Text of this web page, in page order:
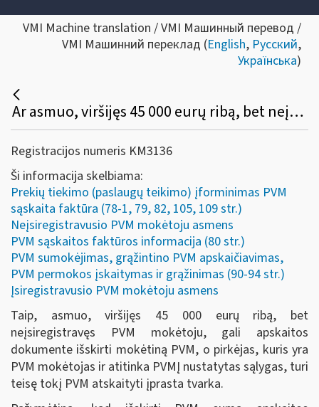
VMI Machine translation / VMI Машинный перевод /
VMI Машинний переклад (English, Русский,
Українська)
Ar asmuo, viršijęs 45 000 eurų ribą, bet neįsiregistravęs PVM mokėtoju, gali (privalo) apskaitos dokumente išskirti PVM, o pirkėjas turi teisę tokį PVM atskaityti įprasta tvarka?
Registracijos numeris KM3136
Ši informacija skelbiama:
Prekių tiekimo (paslaugų teikimo) įforminimas PVM
sąskaita faktūra (78-1, 79, 82, 105, 109 str.)
Neįsiregistravusio PVM mokėtoju asmens
PVM sąskaitos faktūros informacija (80 str.)
PVM sumokėjimas, grąžintino PVM apskaičiavimas,
PVM permokos įskaitymas ir grąžinimas (90-94 str.)
Įsiregistravusio PVM mokėtoju asmens
Taip, asmuo, viršijęs 45 000 eurų ribą, bet
neįsiregistravęs PVM mokėtoju, gali apskaitos
dokumente išskirti mokėtiną PVM, o pirkėjas, kuris yra
PVM mokėtojas ir atitinka PVMĮ nustatytas sąlygas, turi
teisę tokį PVM atskaityti įprasta tvarka.